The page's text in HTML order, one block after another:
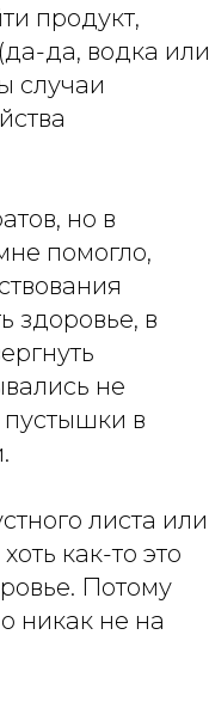
продукт,
да, водка или
случаи
но в
помогло,
здоровье, в
не
в
листа или
как-то это
Потому
никак не на